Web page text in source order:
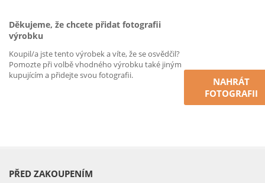
Děkujeme, že chcete přidat fotografii
výrobku
Koupil/a jste tento výrobek a víte, že se osvědčil?
Pomozte při volbě vhodného výrobku také jiným
kupujícím a přidejte svou fotografii.
NAHRÁT
FOTOGRAFII
PŘED ZAKOUPENÍM